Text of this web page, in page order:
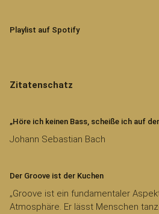
Playlist auf Spotify
Zitatenschatz
„Höre ich keinen Bass, scheiße ich auf
Johann Sebastian Bach
Der Groove ist der Kuchen
„Groove ist ein fundamentaler
Atmosphäre. Er lässt Menschen